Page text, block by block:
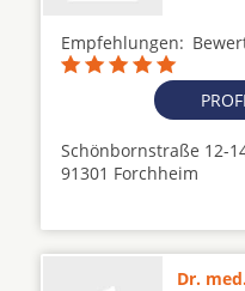
Empfehlungen:
Schönbornstraße 12-
91301 Forchheim
Dr.